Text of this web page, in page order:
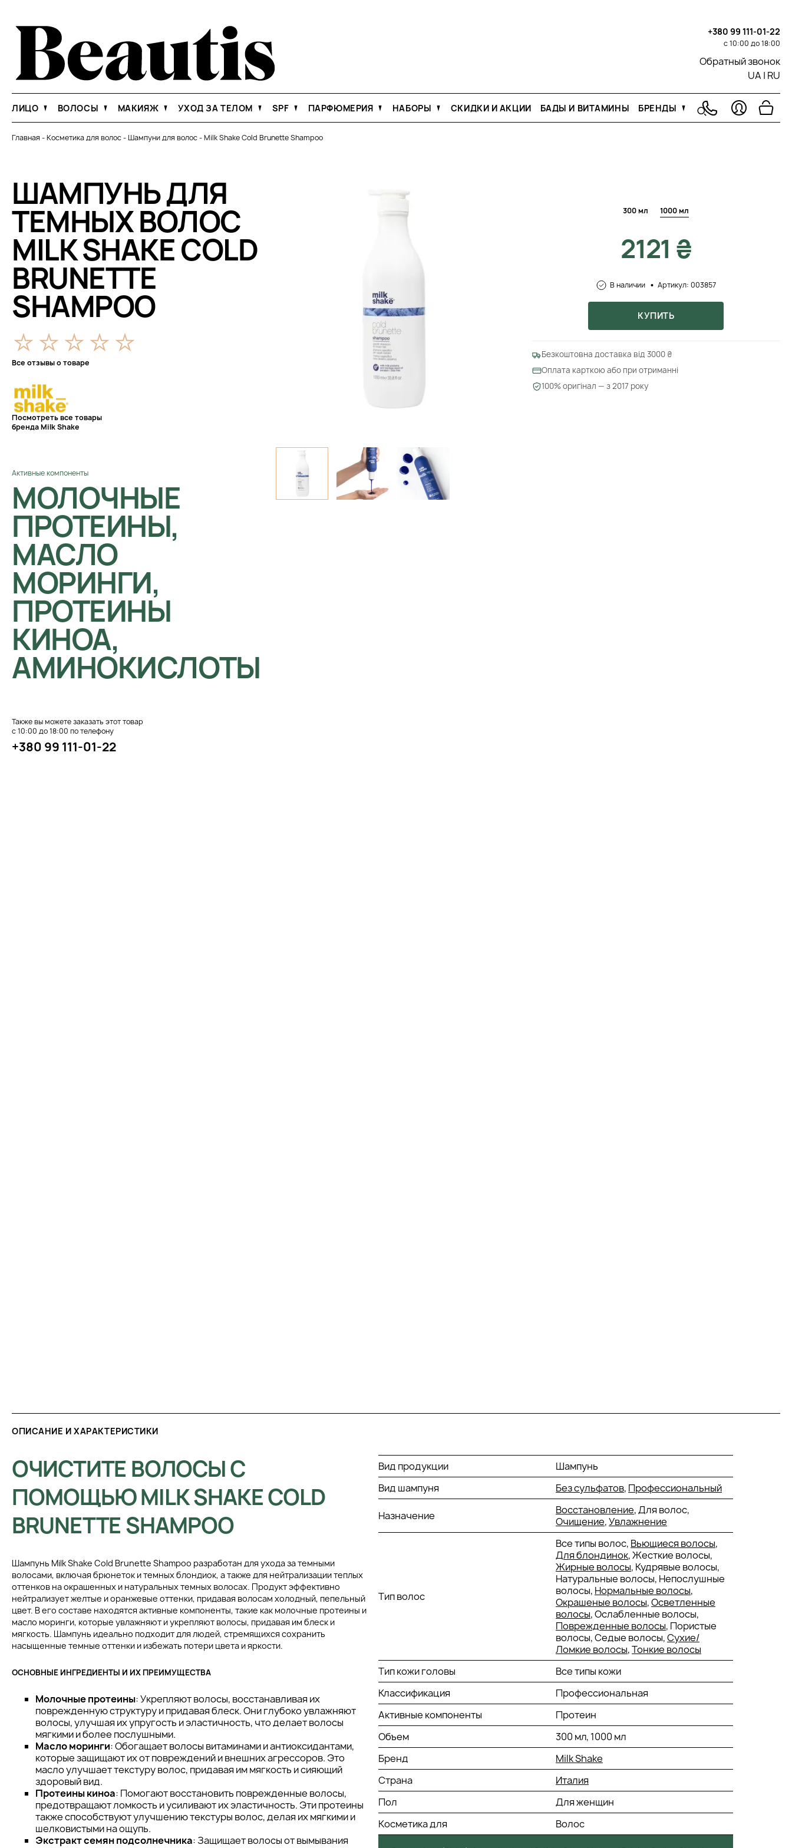
+380 99 111-01-22
с 10:00 до 18:00
Обратный звонок
UA | RU
ЛИЦО ВОЛОСЫ МАКИЯЖ УХОД ЗА ТЕЛОМ SPF ПАРФЮМЕРИЯ НАБОРЫ СКИДКИ И АКЦИИ БАДЫ И ВИТАМИНЫ БРЕНДЫ
Главная -Косметика для волос-Шампуни для волос-Milk Shake Cold Brunette Shampoo
ШАМПУНЬ ДЛЯ
ТЕМНЫХ ВОЛОС
MILK SHAKE COLD
BRUNETTE
SHAMPOO
Все отзывы о товаре
Посмотреть все товары
бренда Milk Shake
Активные компоненты
МОЛОЧНЫЕ
ПРОТЕИНЫ,
МАСЛО
МОРИНГИ,
ПРОТЕИНЫ
КИНОА,
АМИНОКИСЛОТЫ
Также вы можете заказать этот товар
с 10:00 до 18:00 по телефону
+380 99 111-01-22
300 мл 1000 мл
2121 ₴
В наличии Артикул: 003857
КУПИТЬ
Безкоштовна доставка від 3000 ₴
Оплата карткою або при отриманні
100% оригінал — з 2017 року
ОПИСАНИЕ И ХАРАКТЕРИСТИКИ
ОЧИСТИТЕ ВОЛОСЫ С
ПОМОЩЬЮ MILK SHAKE COLD
BRUNETTE SHAMPOO
Шампунь Milk Shake Cold Brunette Shampoo разработан для ухода за темными
волосами, включая брюнеток и темных блондиок, а также для нейтрализации теплых
оттенков на окрашенных и натуральных темных волосах. Продукт эффективно
нейтрализует желтые и оранжевые оттенки, придавая волосам холодный, пепельный
цвет. В его составе находятся активные компоненты, такие как молочные протеины и
масло моринги, которые увлажняют и укрепляют волосы, придавая им блеск и
мягкость. Шампунь идеально подходит для людей, стремящихся сохранить
насыщенные темные оттенки и избежать потери цвета и яркости.
ОСНОВНЫЕ ИНГРЕДИЕНТЫ И ИХ ПРЕИМУЩЕСТВА
Молочные протеины: Укрепляют волосы, восстанавливая их
поврежденную структуру и придавая блеск. Они глубоко увлажняют
волосы, улучшая их упругость и эластичность, что делает волосы
мягкими и более послушными.
Масло моринги: Обогащает волосы витаминами и антиоксидантами,
которые защищают их от повреждений и внешних агрессоров. Это
масло улучшает текстуру волос, придавая им мягкость и сияющий
здоровый вид.
Протеины киноа: Помогают восстановить поврежденные волосы,
предотвращают ломкость и усиливают их эластичность. Эти протеины
также способствуют улучшению текстуры волос, делая их мягкими и
шелковистыми на ощупь.
Экстракт семян подсолнечника: Защищает волосы от вымывания
Вид продукции
Шампунь
Вид шампуня
Без сульфатов, Профессиональный
Назначение Восстановление, Для волос,
Очищение,Увлажнение
Тип волос
Все типы волос, Вьющиеся волосы,
Для блондинок, Жесткие волосы,
Жирные волосы, Кудрявые волосы,
Натуральные волосы, Непослушные
волосы, Нормальные волосы,
Окрашеные волосы,Осветленные
волосы, Ослабленные волосы,
Поврежденные волосы, Пористые
волосы, Седые волосы,Сухие/
Ломкие волосы,Тонкие волосы
Тип кожи головы
Все типы кожи
Классификация
Профессиональная
Активные компоненты
Протеин
Объем
300 мл, 1000 мл
Бренд
Milk Shake
Страна
Италия
Пол
Для женщин
Косметика для
Волос